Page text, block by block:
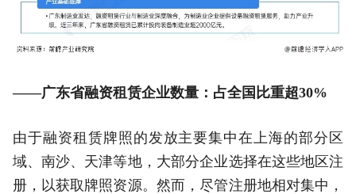
——广东省融资租赁企业数量：占全国比重超30%
由于融资租赁牌照的发放主要集中在上海的部分区
域、南沙、天津等地，大部分企业选择在这些地区注
册，以获取牌照资源。然而，尽管注册地相对集中，